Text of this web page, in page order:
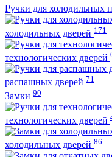
Ручки для холодильных
холодильных дверей 171
технологических дверей
распашных дверей 71
Замки 90
технологических дверей
холодильных дверей 86